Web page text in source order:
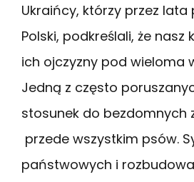
Ukraińcy, którzy przez lata
Polski, podkreślali, że nasz
ich ojczyzny pod wieloma
Jedną z często
stosunek do bezdomnych
przede wszystkim psów.
państwowych i